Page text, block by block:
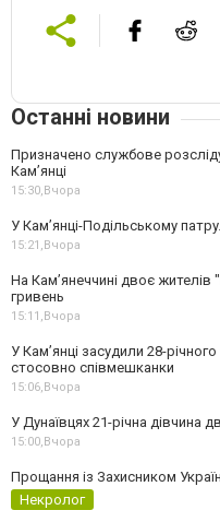
Останні новини
Призначено службове
Кам’янці
15:30, Вчора
У Кам’янці-Подільському
15:21, Вчора
На Камʼянеччині двоє
гривень
15:11, Вчора
У Камʼянці засудили 28-
стосовно співмешканки
15:06, Вчора
У Дунаївцях 21-річна дівчина
15:00, Вчора
Прощання із Захисником
Некролог